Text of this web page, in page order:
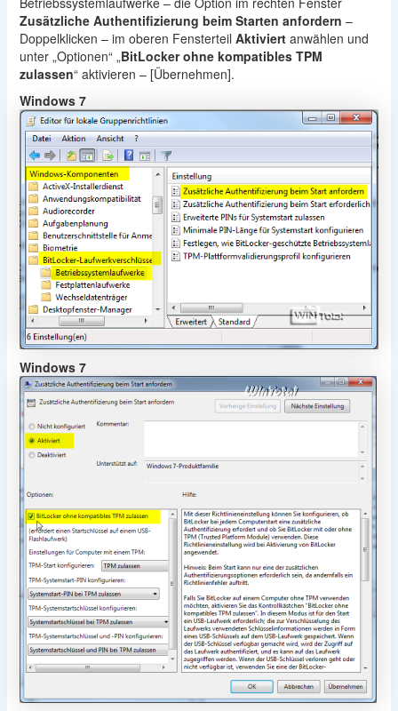
Zusätzliche Authentifizierung beim Starten anfordern –
Doppelklicken – im oberen Fensterteil Aktiviertanwählen und
unter „Optionen“ „BitLocker ohne kompatibles TPM
zulassen“ aktivieren – [Übernehmen].
Windows 7
Windows 7